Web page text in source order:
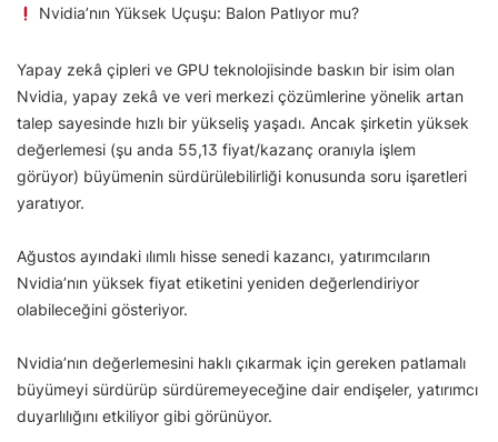
Nvidia’nın Yüksek Uçuşu: Balon Patlıyor mu?
Yapay zekâ çipleri ve GPU teknolojisinde baskın bir isim olan
Nvidia, yapay zekâ ve veri merkezi çözümlerine yönelik artan
talep sayesinde hızlı bir yükseliş yaşadı. Ancak şirketin yüksek
değerlemesi (şu anda 55,13 fiyat/kazanç oranıyla işlem
görüyor) büyümenin sürdürülebilirliği konusunda soru işaretleri
yaratıyor.
Ağustos ayındaki ılımlı hisse senedi kazancı, yatırımcıların
Nvidia’nın yüksek fiyat etiketini yeniden değerlendiriyor
olabileceğini gösteriyor.
Nvidia’nın değerlemesini haklı çıkarmak için gereken patlamalı
büyümeyi sürdürüp sürdüremeyeceğine dair endişeler, yatırımcı
duyarlılığını etkiliyor gibi görünüyor.